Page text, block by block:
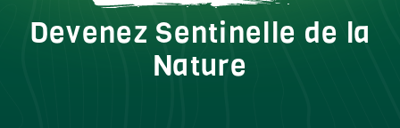
Devenez Sentinelle de la
Nature